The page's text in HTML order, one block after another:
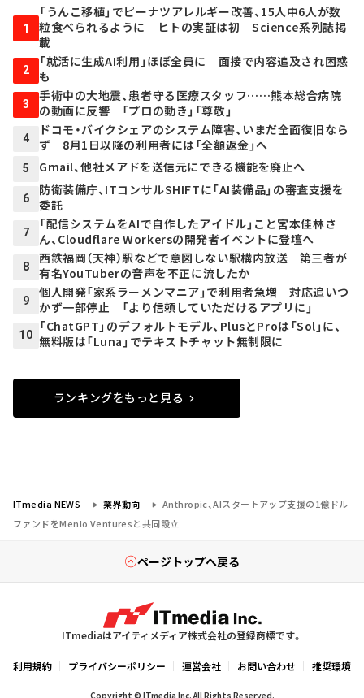
1
「うんこ移植」でピーナツアレルギー改善、15人中6人が数
粒食べられるように ヒトの実証は初 Science系列誌掲
載
2
「就活に生成AI利用」ほぼ全員に 面接で内容追及され困惑
も
3
手術中の大地震、患者守る医療スタッフ……熊本総合病院
の動画に反響 「プロの動き」「尊敬」
4
ドコモ・バイクシェアのシステム障害、いまだ全面復旧なら
ず 8月1日以降の利用者には「全額返金」へ
5 Gmail、他社メアドを送信元にできる機能を廃止へ
6
防衛装備庁、ITコンサルSHIFTに「AI装備品」の審査支援を
委託
7
「配信システムをAIで自作したアイドル」こと宮本佳林さ
ん、Cloudflare Workersの開発者イベントに登壇へ
8
西鉄福岡（天神）駅などで意図しない駅構内放送 第三者が
有名YouTuberの音声を不正に流したか
9
個人開発「家系ラーメンマニア」で利用者急増 対応追いつ
かず一部停止 「より信頼していただけるアプリに」
10
「ChatGPT」のデフォルトモデル、PlusとProは「Sol」に、
無料版は「Luna」でテキストチャット無制限に
ランキングをもっと見る
ITmedia NEWS 業界動向
Anthropic、AIスタートアップ支援の1億ドル
ファンドをMenlo Venturesと共同設立
ページトップへ戻る
ITmediaはアイティメディア株式会社の登録商標です。
利用規約 プライバシーポリシー 運営会社 お問い合わせ 推奨環境
Copyright © ITmedia Inc. All Rights Reserved.